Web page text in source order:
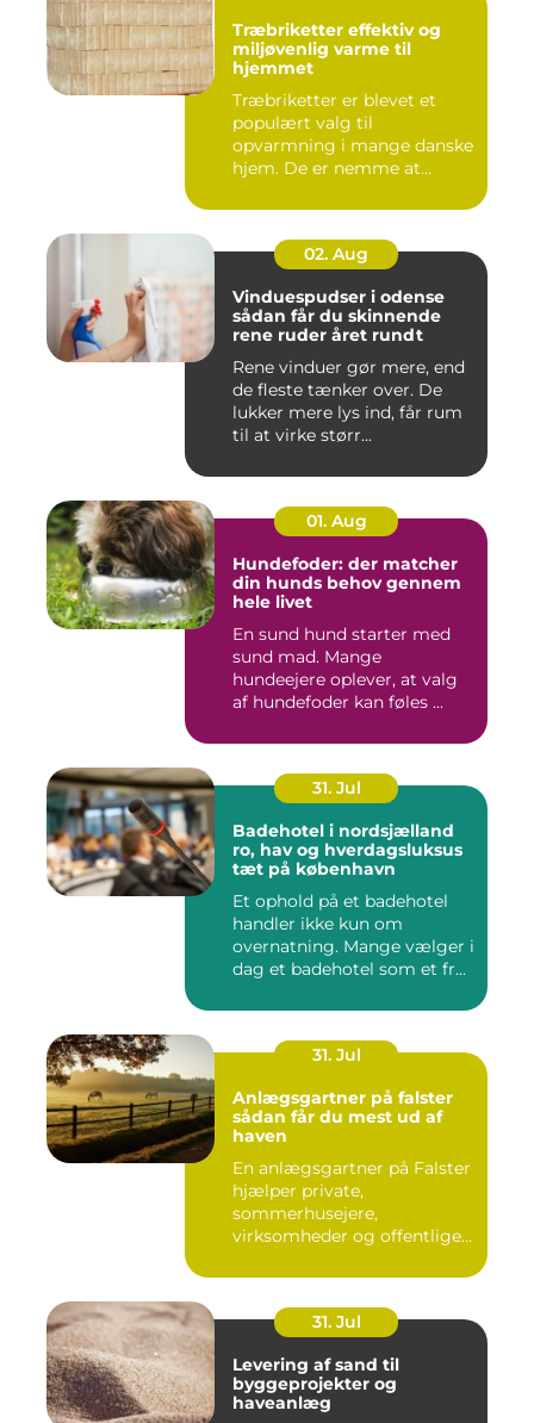
Træbriketter effektiv og
miljøvenlig varme til
hjemmet
Træbriketter er blevet et
populært valg til
opvarmning i mange danske
hjem. De er nemme at
02. Aug
Vinduespudser i odense
sådan får du skinnende
rene ruder året rundt
Rene vinduer gør mere, end
de fleste tænker over. De
lukker mere lys ind, får rum
til at virke størr...
01. Aug
Hundefoder: der matcher
din hunds behov gennem
hele livet
En sund hund starter med
sund mad. Mange
hundeejere oplever, at valg
af hundefoder kan føles ...
31. Jul
Badehotel i nordsjælland
ro, hav og hverdagsluksus
tæt på københavn
Et ophold på et badehotel
handler ikke kun om
overnatning. Mange vælger i
dag et badehotel som et fr...
31. Jul
Anlægsgartner på falster
sådan får du mest ud af
haven
En anlægsgartner på Falster
hjælper private,
sommerhusejere,
virksomheder og offentlige
31. Jul
Levering af sand til
byggeprojekter og
haveanlæg